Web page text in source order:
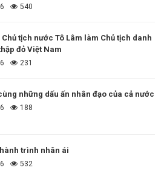
540
tịch nước Tô Lâm làm Chủ tịch danh
đỏ Việt Nam
231
những dấu ấn nhân đạo của cả nước
188
trình nhân ái
532